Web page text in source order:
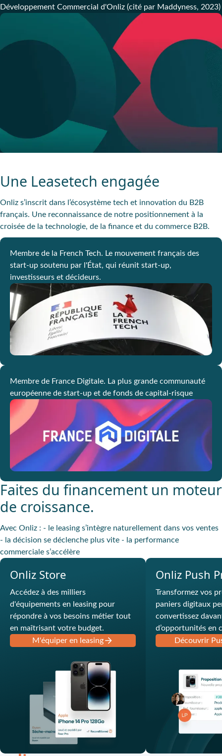
Développement Commercial d'Onliz (cité par Maddyness, 2023)
Une Leasetech engagée
Onliz s’inscrit dans l’écosystème tech et innovation du B2B
français. Une reconnaissance de notre positionnement à la
croisée de la technologie, de la finance et du commerce B2B.
Membre de la French Tech. Le mouvement français des
start-up soutenu par l'État, qui réunit start-up,
investisseurs et décideurs.
Membre de France Digitale. La plus grande communauté
européenne de start-up et de fonds de capital-risque
Faites du financement un moteur
de croissance.
Avec Onliz : - le leasing s’intègre naturellement dans vos ventes
- la décision se déclenche plus vite - la performance
commerciale s’accélère
Onliz Store
Accédez à des milliers
d'équipements en leasing pour
répondre à vos besoins métier tout
en maîtrisant votre budget.
M'équiper en leasing
Onliz Push
Transformez vos
paniers digitaux
convertissez
d’opportunités en
Découvrir